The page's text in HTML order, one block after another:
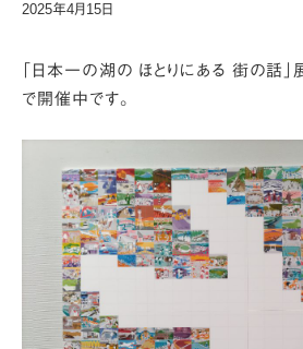
2025年4月15日
「日本一の湖の ほとりにある 街の話」
で開催中です。